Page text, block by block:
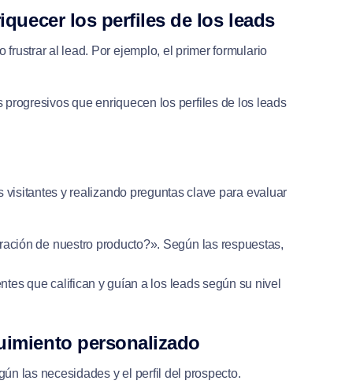
los perfiles de los leads
al lead. Por ejemplo, el primer formulario
que enriquecen los perfiles de los leads
y realizando preguntas clave para evaluar
de nuestro producto?». Según las respuestas,
que califican y guían a los leads según su nivel
personalizado
las necesidades y el perfil del prospecto.